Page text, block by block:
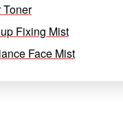
Fixing Mist
Face Mist